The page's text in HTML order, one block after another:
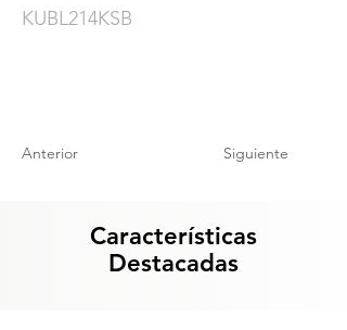
KUBL214KSB
Anterior Siguiente
Características
Destacadas